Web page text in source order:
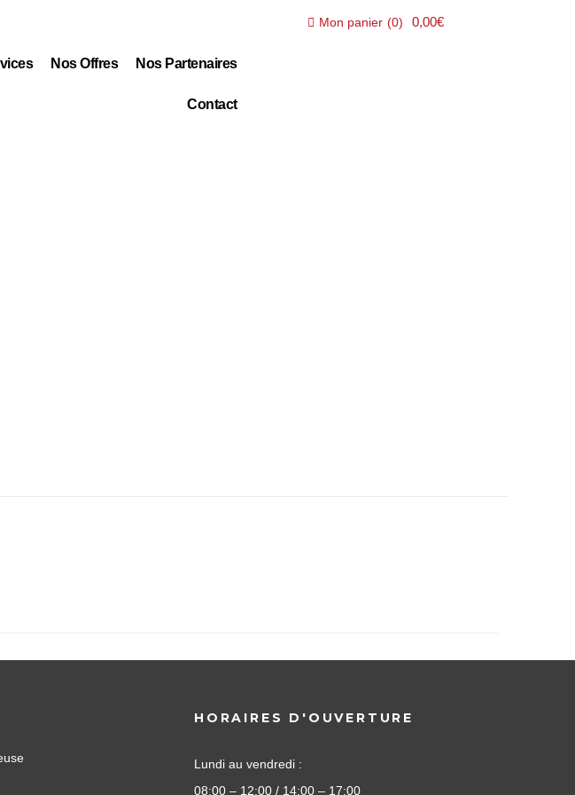
Nos Offres Nos Partenaires
Contact
Mon panier (0) 0,00€
HORAIRES D'OUVERTURE
Lundi au vendredi :
08:00 – 12:00 / 14:00 – 17:00